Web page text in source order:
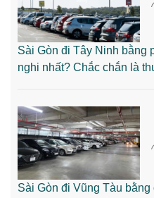
Sài Gòn đi Tây Ninh bằng
nghi nhất? Chắc chắn là
Sài Gòn đi Vũng Tàu